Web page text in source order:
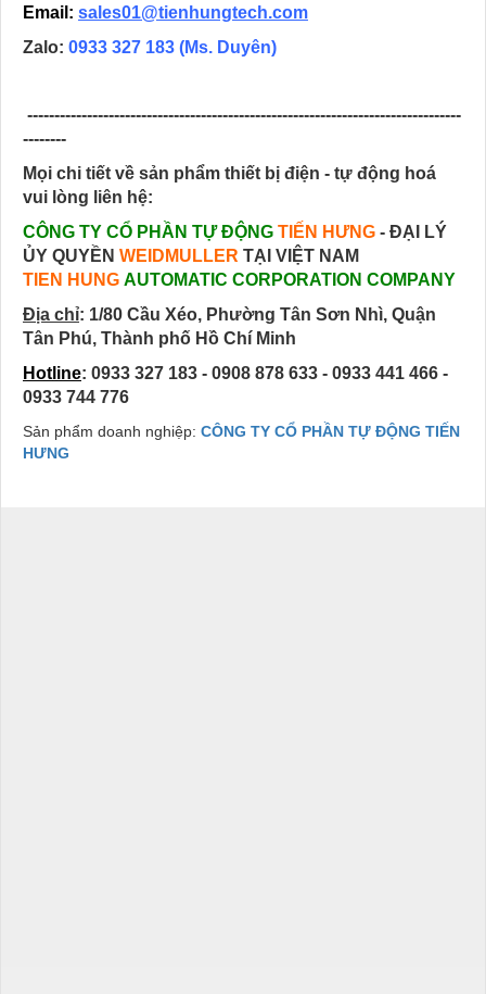
Email: sales01@tienhungtech.com
Zalo: 0933 327 183 (Ms. Duyên)
--------------------------------------------------------------------------------
--------
Mọi chi tiết về sản phẩm thiết bị điện - tự động hoá
vui lòng liên hệ:
CÔNG TY CỔ PHẦN TỰ ĐỘNG TIẾN HƯNG - ĐẠI LÝ
ỦY QUYỀN WEIDMULLER TẠI VIỆT NAM
TIEN HUNG AUTOMATIC CORPORATION COMPANY
Địa chỉ: 1/80 Cầu Xéo, Phường Tân Sơn Nhì, Quận
Tân Phú, Thành phố Hồ Chí Minh
Hotline: 0933 327 183 - 0908 878 633 - 0933 441 466 -
0933 744 776
Sản phẩm doanh nghiệp: CÔNG TY CỔ PHẦN TỰ ĐỘNG TIẾN
HƯNG